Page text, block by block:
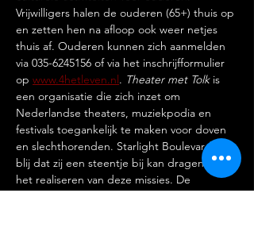
Vrijwilligers halen de ouderen (65+) thuis op
en zetten hen na afloop ook weer netjes
thuis af. Ouderen kunnen zich aanmelden
via 035-6245156 of via het inschrijfformulier
op www.4hetleven.nl. Theater met Tolk is
een organisatie die zich inzet om
Nederlandse theaters, muziekpodia en
festivals toegankelijk te maken voor doven
en slechthorenden. Starlight Boulevard is
blij dat zij een steentje bij kan dragen aan
het realiseren van deze missies. De